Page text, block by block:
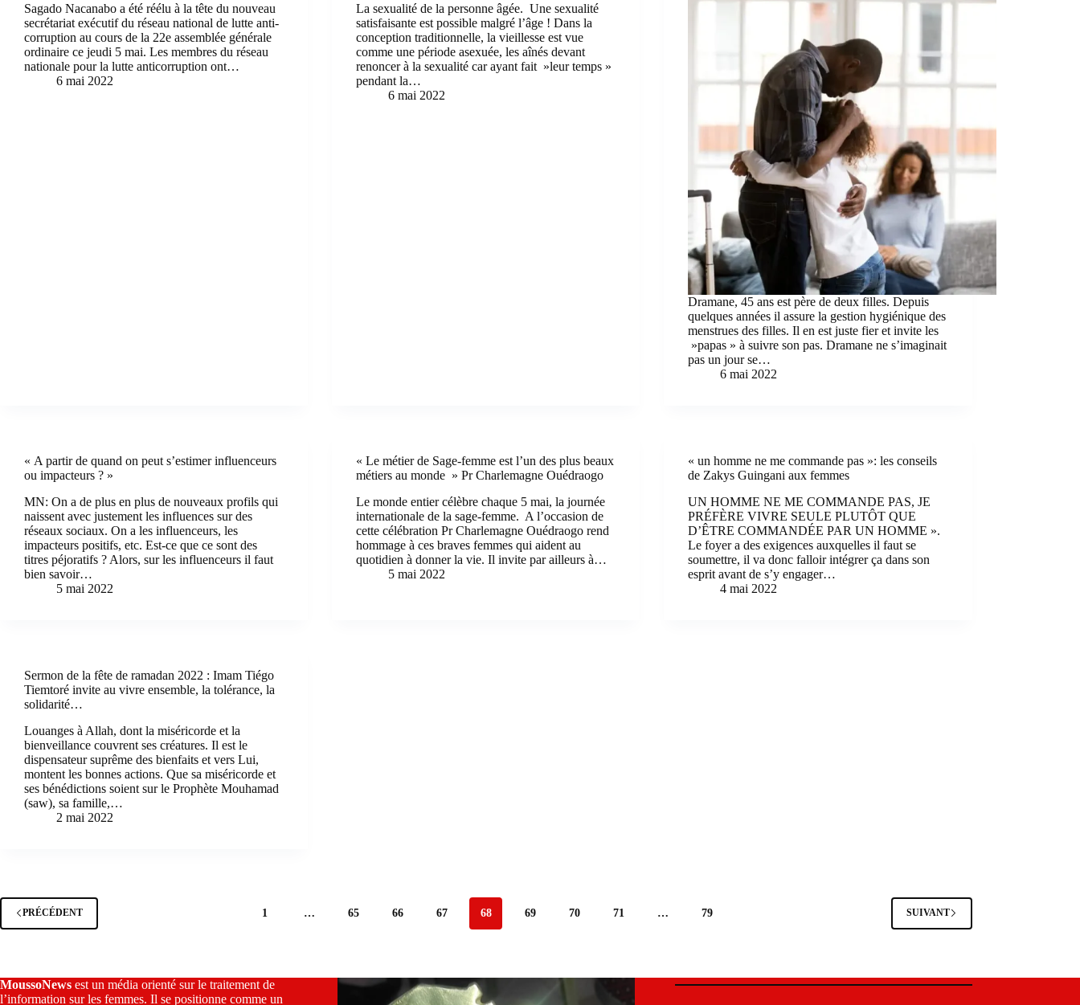
Sagado Nacanabo a été réélu à la tête du nouveau
secrétariat exécutif du réseau national de lutte anti-
corruption au cours de la 22e assemblée générale
ordinaire ce jeudi 5 mai. Les membres du réseau
nationale pour la lutte anticorruption ont…
6 mai 2022
La sexualité de la personne âgée. Une sexualité
satisfaisante est possible malgré l’âge ! Dans la
conception traditionnelle, la vieillesse est vue
comme une période asexuée, les aînés devant
renoncer à la sexualité car ayant fait »leur temps »
pendant la…
6 mai 2022
Dramane, 45 ans est père de deux filles. Depuis
quelques années il assure la gestion hygiénique des
menstrues des filles. Il en est juste fier et invite les
»papas » à suivre son pas. Dramane ne s’imaginait
pas un jour se…
6 mai 2022
« A partir de quand on peut s’estimer influenceurs
ou impacteurs ? »
MN: On a de plus en plus de nouveaux profils qui
naissent avec justement les influences sur des
réseaux sociaux. On a les influenceurs, les
impacteurs positifs, etc. Est-ce que ce sont des
titres péjoratifs ? Alors, sur les influenceurs il faut
bien savoir…
5 mai 2022
« Le métier de Sage-femme est l’un des plus beaux
métiers au monde » Pr Charlemagne Ouédraogo
Le monde entier célèbre chaque 5 mai, la journée
internationale de la sage-femme. A l’occasion de
cette célébration Pr Charlemagne Ouédraogo rend
hommage à ces braves femmes qui aident au
quotidien à donner la vie. Il invite par ailleurs à…
5 mai 2022
« un homme ne me commande pas »: les conseils
de Zakys Guingani aux femmes
UN HOMME NE ME COMMANDE PAS, JE
PRÉFÈRE VIVRE SEULE PLUTÔT QUE
D’ÊTRE COMMANDÉE PAR UN HOMME ».
Le foyer a des exigences auxquelles il faut se
soumettre, il va donc falloir intégrer ça dans son
esprit avant de s’y engager…
4 mai 2022
Sermon de la fête de ramadan 2022 : Imam Tiégo
Tiemtoré invite au vivre ensemble, la tolérance, la
solidarité…
Louanges à Allah, dont la miséricorde et la
bienveillance couvrent ses créatures. Il est le
dispensateur suprême des bienfaits et vers Lui,
montent les bonnes actions. Que sa miséricorde et
ses bénédictions soient sur le Prophète Mouhamad
(saw), sa famille,…
2 mai 2022
PRÉCÉDENT 1 … 65 66 67 68 69 70 71 … 79 SUIVANT
MoussoNews est un média orienté sur le traitement de
l’information sur les femmes. Il se positionne comme un